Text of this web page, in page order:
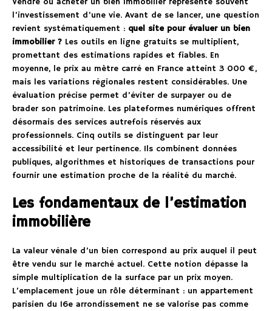
l’investissement d’une vie. Avant de se lancer, une question
revient systématiquement : quel site pour évaluer un bien
immobilier ? Les outils en ligne gratuits se multiplient,
promettant des estimations rapides et fiables. En
moyenne, le prix au mètre carré en France atteint 3 000 €,
mais les variations régionales restent considérables. Une
évaluation précise permet d’éviter de surpayer ou de
brader son patrimoine. Les plateformes numériques offrent
désormais des services autrefois réservés aux
professionnels. Cinq outils se distinguent par leur
accessibilité et leur pertinence. Ils combinent données
publiques, algorithmes et historiques de transactions pour
fournir une estimation proche de la réalité du marché.
Les fondamentaux de l’estimation
immobilière
La valeur vénale d’un bien correspond au prix auquel il peut
être vendu sur le marché actuel. Cette notion dépasse la
simple multiplication de la surface par un prix moyen.
L’emplacement joue un rôle déterminant : un appartement
parisien du 16e arrondissement ne se valorise pas comme